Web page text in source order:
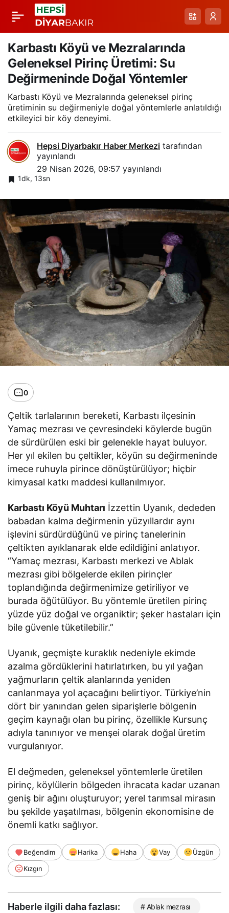
Karbastı Köyü ve Mezralarında
Geleneksel Pirinç Üretimi: Su
Değirmeninde Doğal Yöntemler
Karbastı Köyü ve Mezralarında geleneksel pirinç
üretiminin su değirmeniyle doğal yöntemlerle anlatıldığı
etkileyici bir köy deneyimi.
Hepsi Diyarbakır Haber Merkezi tarafından
yayınlandı
29 Nisan 2026, 09:57 yayınlandı
1dk, 13sn
0
Çeltik tarlalarının bereketi, Karbastı ilçesinin
Yamaç mezrası ve çevresindeki köylerde bugün
de sürdürülen eski bir gelenekle hayat buluyor.
Her yıl ekilen bu çeltikler, köyün su değirmeninde
imece ruhuyla pirince dönüştürülüyor; hiçbir
kimyasal katkı maddesi kullanılmıyor.
Karbastı Köyü Muhtarı İzzettin Uyanık, dededen
babadan kalma değirmenin yüzyıllardır aynı
işlevini sürdürdüğünü ve pirinç tanelerinin
çeltikten ayıklanarak elde edildiğini anlatıyor.
“Yamaç mezrası, Karbastı merkezi ve Ablak
mezrası gibi bölgelerde ekilen pirinçler
toplandığında değirmenimize getiriliyor ve
burada öğütülüyor. Bu yöntemle üretilen pirinç
yüzde yüz doğal ve organiktir; şeker hastaları için
bile güvenle tüketilebilir.”
Uyanık, geçmişte kuraklık nedeniyle ekimde
azalma gördüklerini hatırlatırken, bu yıl yağan
yağmurların çeltik alanlarında yeniden
canlanmaya yol açacağını belirtiyor. Türkiye’nin
dört bir yanından gelen siparişlerle bölgenin
geçim kaynağı olan bu pirinç, özellikle Kursunç
adıyla tanınıyor ve menşei olarak doğal üretim
vurgulanıyor.
El değmeden, geleneksel yöntemlerle üretilen
pirinç, köylülerin bölgeden ihracata kadar uzanan
geniş bir ağını oluşturuyor; yerel tarımsal mirasın
bu şekilde yaşatılması, bölgenin ekonomisine de
önemli katkı sağlıyor.
Beğendim Harika Haha Vay
Üzgün
Kızgın
Haberle ilgili daha fazlası: # Ablak mezrası
Elazığ OSB’deki Çanta
Üretimiyle Dünya
Pazarında Üst Sırada
Yolculuk
Paylaş